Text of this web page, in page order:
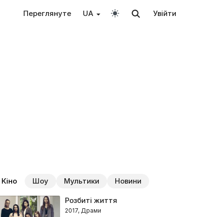
Переглянуте UA Увійти
Кіно Шоу Мультики Новини
Розбиті життя
2017, Драми